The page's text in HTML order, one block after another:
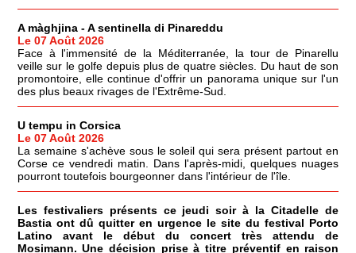
A màghjina - A sentinella di Pinareddu
Le 07 Août 2026
Face à l'immensité de la Méditerranée, la tour de Pinarellu
veille sur le golfe depuis plus de quatre siècles. Du haut de son
promontoire, elle continue d'offrir un panorama unique sur l'un
des plus beaux rivages de l'Extrême-Sud.
U tempu in Corsica
Le 07 Août 2026
La semaine s'achève sous le soleil qui sera présent partout en
Corse ce vendredi matin. Dans l'après-midi, quelques nuages
pourront toutefois bourgeonner dans l'intérieur de l'île.
Les festivaliers présents ce jeudi soir à la Citadelle de
Bastia ont dû quitter en urgence le site du festival Porto
Latino avant le début du concert très attendu de
Mosimann. Une décision prise à titre préventif en raison